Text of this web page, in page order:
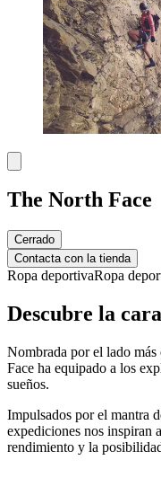
The North Face
Cerrado
Contacta con la tienda
Ropa deportivaRopa
Descubre la
Nombrada por el lado
Face ha equipado a los
sueños.
Impulsados por el mantra
expediciones nos inspiran
rendimiento y la